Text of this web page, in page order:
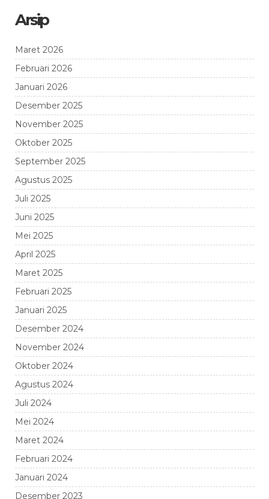
Arsip
Maret 2026
Februari 2026
Januari 2026
Desember 2025
November 2025
Oktober 2025
September 2025
Agustus 2025
Juli 2025
Juni 2025
Mei 2025
April 2025
Maret 2025
Februari 2025
Januari 2025
Desember 2024
November 2024
Oktober 2024
Agustus 2024
Juli 2024
Mei 2024
Maret 2024
Februari 2024
Januari 2024
Desember 2023